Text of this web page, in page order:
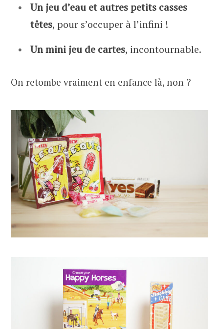
Un jeu d’eau et autres petits casses
têtes, pour s’occuper à l’infini !
Un mini jeu de cartes, incontournable.
On retombe vraiment en enfance là, non ?